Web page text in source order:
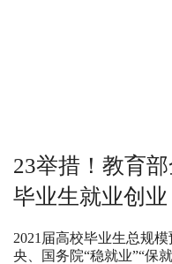
23举措！教育
毕业生就业创业
2021届高校毕业生总规
央、国务院“稳就业”“保